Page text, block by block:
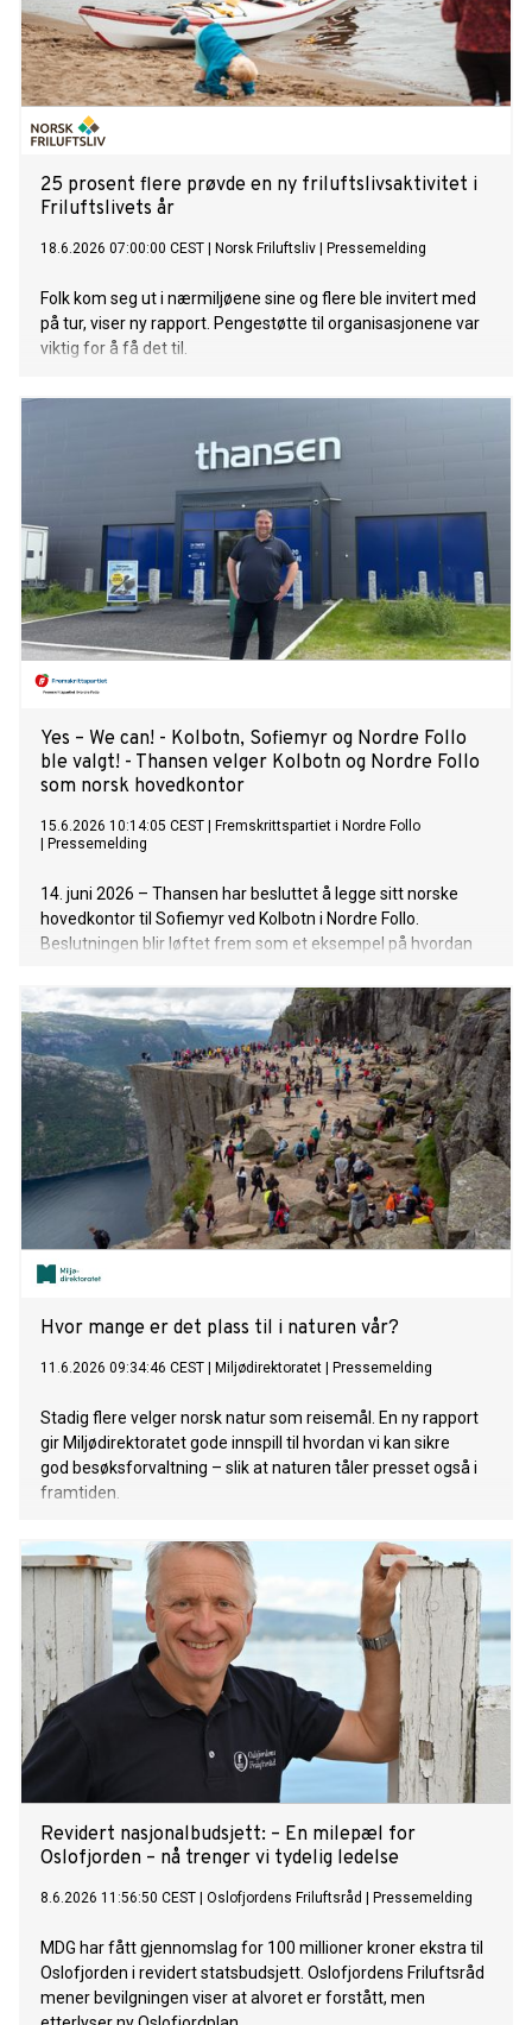
25 prosent flere prøvde en ny friluftslivsaktivitet i
Friluftslivets år
18.6.2026 07:00:00 CEST Norsk Friluftsliv Pressemelding
Folk kom seg ut i nærmiljøene sine og flere ble invitert med
på tur, viser ny rapport. Pengestøtte til organisasjonene var
viktig for å få det til.
Yes – We can! - Kolbotn, Sofiemyr og Nordre Follo
ble valgt! - Thansen velger Kolbotn og Nordre Follo
som norsk hovedkontor
15.6.2026 10:14:05 CEST
Fremskrittspartiet i Nordre Follo
Pressemelding
14. juni 2026 – Thansen har besluttet å legge sitt norske
hovedkontor til Sofiemyr ved Kolbotn i Nordre Follo.
Beslutningen blir løftet frem som et eksempel på hvordan
for å tiltrekke seg flere arbeidsplasser, investeringer og nye
virksomheter i årene som kommer.
Hvor mange er det plass til i naturen vår?
11.6.2026 09:34:46 CEST Miljødirektoratet Pressemelding
Stadig flere velger norsk natur som reisemål. En ny rapport
gir Miljødirektoratet gode innspill til hvordan vi kan sikre
god besøksforvaltning – slik at naturen tåler presset også i
framtiden.
Revidert nasjonalbudsjett: – En milepæl for
Oslofjorden – nå trenger vi tydelig ledelse
8.6.2026 11:56:50 CEST Oslofjordens Friluftsråd Pressemelding
MDG har fått gjennomslag for 100 millioner kroner ekstra til
Oslofjorden i revidert statsbudsjett. Oslofjordens Friluftsråd
mener bevilgningen viser at alvoret er forstått, men